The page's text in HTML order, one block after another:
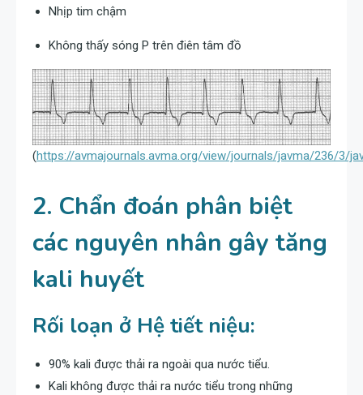
Nhịp tim chậm
Không thấy sóng P trên điên tâm đồ
(https://avmajournals.avma.org/view/journals/javma/236/3/
2. Chẩn đoán phân biệt
các nguyên nhân gây tăng
kali huyết
Rối loạn ở Hệ tiết niệu:
90% kali được thải ra ngoài qua nước tiểu.
Kali không được thải ra nước tiểu trong những